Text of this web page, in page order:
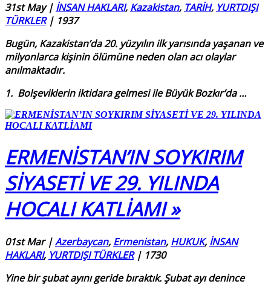
31st May| İNSAN HAKLARI, Kazakistan, TARİH, YURTDIŞI
TÜRKLER| 1937
Bugün, Kazakistan’da 20. yüzyılın ilk yarısında yaşanan ve
milyonlarca kişinin ölümüne neden olan acı olaylar
anılmaktadır.
1. Bolşeviklerin iktidara gelmesi ile Büyük Bozkır’da…
ERMENİSTAN’IN SOYKIRIM
SİYASETİ VE 29. YILINDA
HOCALI KATLİAMI »
01st Mar|Azerbaycan, Ermenistan, HUKUK, İNSAN
HAKLARI, YURTDIŞI TÜRKLER| 1730
Yine bir şubat ayını geride bıraktık. Şubat ayı denince